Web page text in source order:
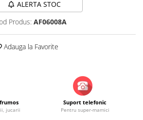
ALERTA STOC
Produs: AF06008A
Adauga la Favorite
jucarii
Suport telefonic
Pentru super-mamici